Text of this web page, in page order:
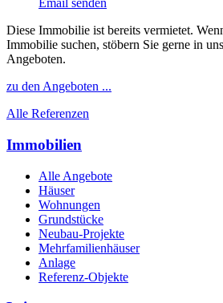
Email senden
Diese Immobilie ist bereits vermietet.
Immobilie suchen, stöbern Sie gerne in
Angeboten.
zu den Angeboten ...
Alle Referenzen
Immobilien
Alle Angebote
Häuser
Wohnungen
Grundstücke
Neubau-Projekte
Mehrfamilienhäuser
Anlage
Referenz-Objekte